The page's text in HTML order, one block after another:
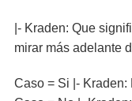
|- Kraden: Que
mirar más adelante
Caso = Si |-